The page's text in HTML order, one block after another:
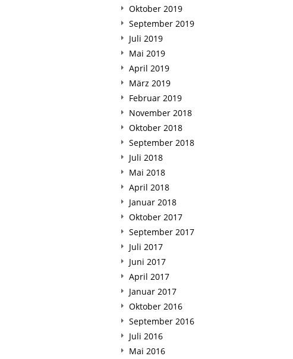
Oktober 2019
September 2019
Juli 2019
Mai 2019
April 2019
März 2019
Februar 2019
November 2018
Oktober 2018
September 2018
Juli 2018
Mai 2018
April 2018
Januar 2018
Oktober 2017
September 2017
Juli 2017
Juni 2017
April 2017
Januar 2017
Oktober 2016
September 2016
Juli 2016
Mai 2016